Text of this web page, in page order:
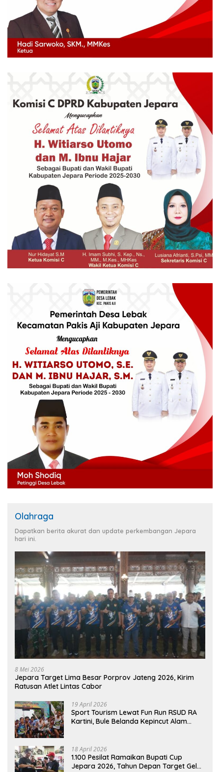
Olahraga
Dapatkan berita akurat dan update perkembangan Jepara
hari ini.
8 Mei 2026
Jepara Target Lima Besar Porprov Jateng 2026, Kirim
Ratusan Atlet Lintas Cabor
19 April 2026
Sport Tourism Lewat Fun Run RSUD RA
Kartini, Bule Belanda Kepincut Alam
18 April 2026
1.100 Pesilat Ramaikan Bupati Cup
Jepara 2026, Tahun Depan Target Gelar